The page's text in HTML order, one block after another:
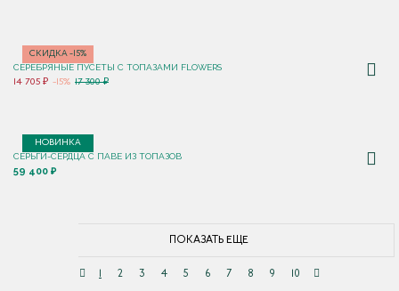
СКИДКА -15%
СЕРЕБРЯНЫЕ ПУСЕТЫ С ТОПАЗАМИ FLOWERS
14 705 ₽ -15% 17 300 ₽
НОВИНКА
СЕРЬГИ-СЕРДЦА С ПАВЕ ИЗ ТОПАЗОВ
59 400 ₽
ПОКАЗАТЬ ЕЩЕ
2 3 4 5 6 7 8 9 10